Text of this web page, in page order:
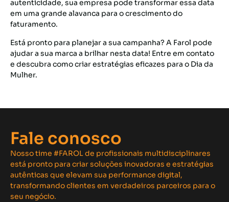
autenticidade, sua empresa pode transformar essa data
em uma grande alavanca para o crescimento do
faturamento.
Está pronto para planejar a sua campanha? A Farol pode
ajudar a sua marca a brilhar nesta data! Entre em contato
e descubra como criar estratégias eficazes para o Dia da
Mulher.
Fale conosco
Nosso time #FAROL de profissionais multidisciplinares
está pronto para criar soluções inovadoras e estratégias
autênticas que elevam sua performance digital,
transformando clientes em verdadeiros parceiros para o
seu negócio.